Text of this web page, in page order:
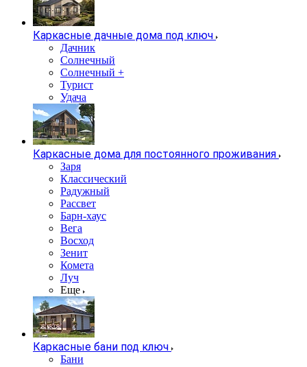
Каркасные дачные дома под ключ
Дачник
Солнечный
Солнечный +
Турист
Удача
Каркасные дома для постоянного проживания
Заря
Классический
Радужный
Рассвет
Барн-хаус
Вега
Восход
Зенит
Комета
Луч
Еще
Каркасные бани под ключ
Бани